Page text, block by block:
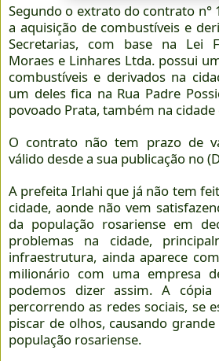
Segundo o extrato do contrato n°
a aquisição de combustíveis e
Secretarias, com base na
Lei
Moraes e Linhares Ltda. possui
combustíveis e derivados na
um deles fica na Rua Padre
povoado Prata, também na cidade
O contrato não tem prazo de
válido desde a sua publicação no
A prefeita Irlahi que já não tem
cidade, aonde não vem
da população rosariense em
problemas na cidade,
infraestrutura, ainda aparece
milionário com uma empresa
podemos dizer assim. A
percorrendo as redes sociais, se
piscar de olhos, causando
população rosariense.